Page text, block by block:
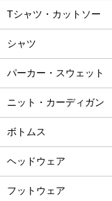
Tシャツ・カットソー
シャツ
パーカー・スウェット
ニット・カーディガン
ボトムス
ヘッドウェア
フットウェア